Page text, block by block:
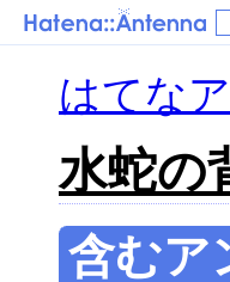
はてな
水蛇の
含むア